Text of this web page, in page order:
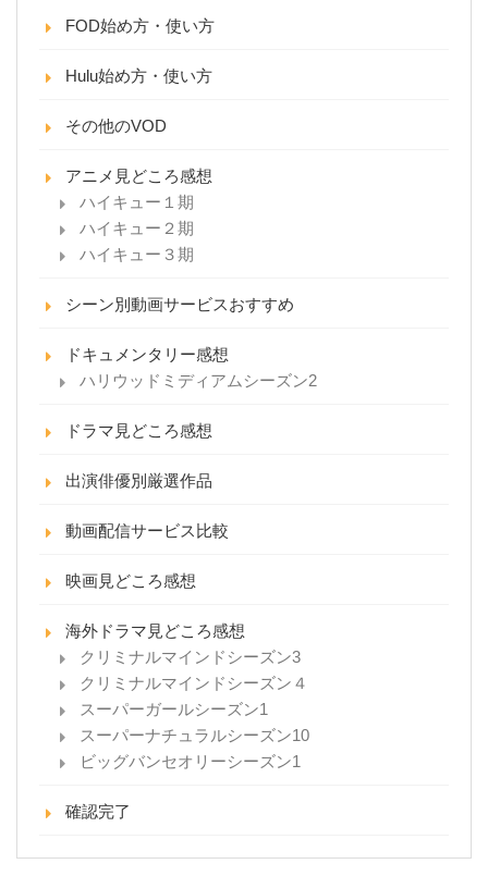
FOD始め方・使い方
Hulu始め方・使い方
その他のVOD
アニメ見どころ感想
ハイキュー１期
ハイキュー２期
ハイキュー３期
シーン別動画サービスおすすめ
ドキュメンタリー感想
ハリウッドミディアムシーズン2
ドラマ見どころ感想
出演俳優別厳選作品
動画配信サービス比較
映画見どころ感想
海外ドラマ見どころ感想
クリミナルマインドシーズン3
クリミナルマインドシーズン４
スーパーガールシーズン1
スーパーナチュラルシーズン10
ビッグバンセオリーシーズン1
確認完了